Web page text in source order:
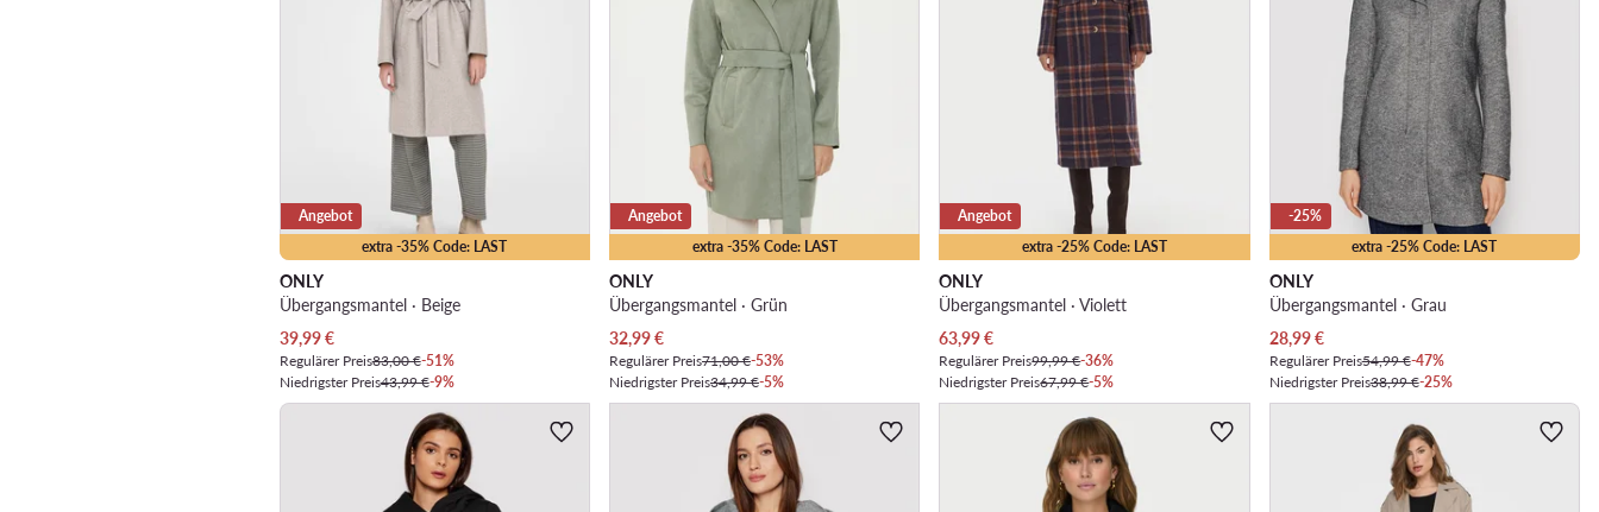
extra -35% Code: LAST
Angebot
ONLY
Übergangsmantel · Beige
Aktueller Preis
39,99€
Regulärer Preis83,00 €-51%
Niedrigster Preis43,99 €-9%
extra -35% Code: LAST
Angebot
ONLY
Übergangsmantel · Grün
Aktueller Preis
32,99€
Regulärer Preis71,00 €-53%
Niedrigster Preis34,99 €-5%
extra -25% Code: LAST
Angebot
ONLY
Übergangsmantel · Violett
Aktueller Preis
63,99€
Regulärer Preis99,99 €-36%
Niedrigster Preis67,99 €-5%
extra -25% Code: LAST
-25%
ONLY
Übergangsmantel · Grau
Aktueller Preis
28,99€
Regulärer Preis54,99 €-47%
Niedrigster Preis38,99 €-25%